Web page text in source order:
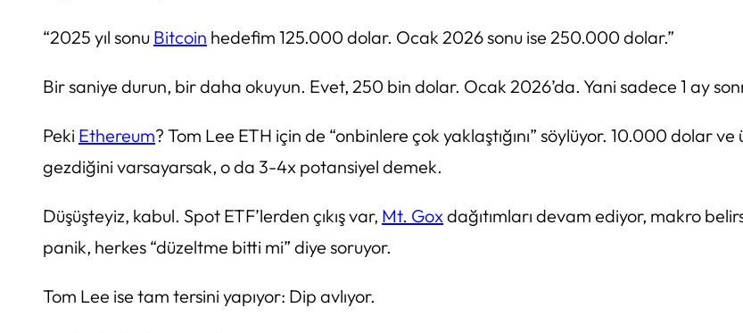
“2025 yıl sonu Bitcoin hedefim 125.000 dolar. Ocak 2026 sonu ise 250.000 dolar.”
Bir saniye durun, bir daha okuyun. Evet, 250 bin dolar. Ocak 2026’da. Yani sadece 1 ay
Peki Ethereum? Tom Lee ETH için de “onbinlere çok yaklaştığını” söylüyor. 10.000 dolar
gezdiğini varsayarsak, o da 3-4x potansiyel demek.
Düşüşteyiz, kabul. Spot ETF’lerden çıkış var, Mt. Goxdağıtımları devam ediyor, makro
panik, herkes “düzeltme bitti mi” diye soruyor.
Tom Lee ise tam tersini yapıyor: Dip avlıyor.